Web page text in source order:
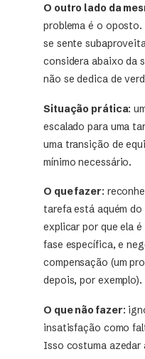
O outro lado da
problema é o
se sente
considera abaixo da
não se dedica de
Situação prática:
escalado para uma
uma transição de
mínimo necessário.
O que fazer:
tarefa está aquém
explicar por que ela
fase específica, e
compensação (um
depois, por exemplo).
O que não fazer:
insatisfação como
Isso costuma azedar